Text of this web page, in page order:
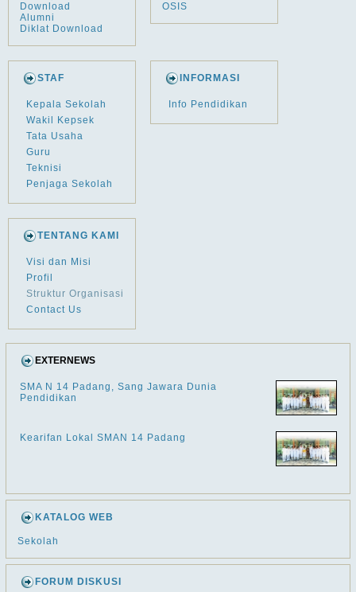
Download
Alumni
Diklat Download
OSIS
STAF
Kepala Sekolah
Wakil Kepsek
Tata Usaha
Guru
Teknisi
Penjaga Sekolah
INFORMASI
Info Pendidikan
TENTANG KAMI
Visi dan Misi
Profil
Struktur Organisasi
Contact Us
EXTERNEWS
SMA N 14 Padang, Sang Jawara Dunia
Pendidikan
Kearifan Lokal SMAN 14 Padang
KATALOG WEB
Sekolah
FORUM DISKUSI